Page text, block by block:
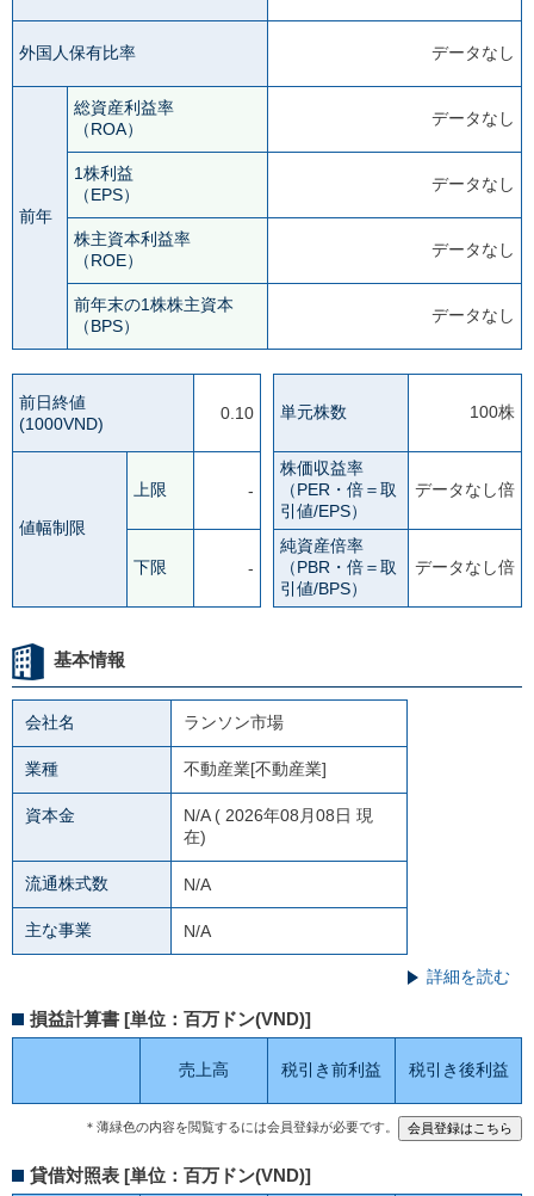
外国人保有比率 データなし
前年
総資産利益率
（ROA）
データなし
1株利益
（EPS）
データなし
株主資本利益率
（ROE）
データなし
前年末の1株株主資本
（BPS）
データなし
前日終値
(1000VND)
0.10
値幅制限
上限 -
下限 -
単元株数 100株
株価収益率
（PER・倍＝取
引値/EPS）
データなし倍
純資産倍率
（PBR・倍＝取
引値/BPS）
データなし倍
基本情報
会社名 ランソン市場
業種 不動産業[不動産業]
資本金 N/A( 2026年08月08日 現
在)
流通株式数 N/A
主な事業 N/A
詳細を読む
損益計算書 [単位：百万ドン(VND)]
売上高 税引き前利益 税引き後利益
＊薄緑色の内容を閲覧するには会員登録が必要です。
貸借対照表 [単位：百万ドン(VND)]